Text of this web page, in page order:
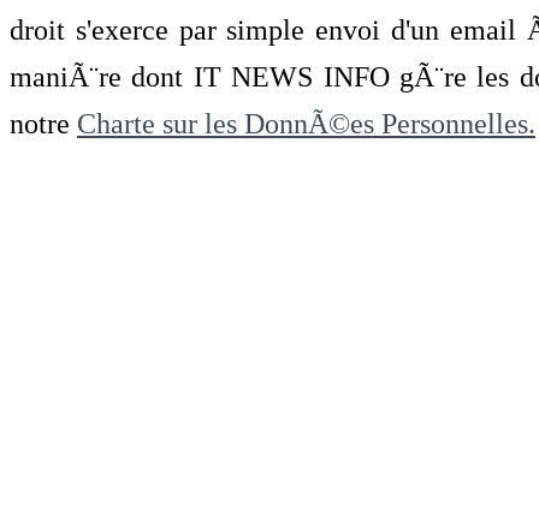
droit s'exerce par simple envoi d'un
maniÃ¨re dont IT NEWS INFO gÃ¨re les
notre Charte sur les DonnÃ©es Personnelles.